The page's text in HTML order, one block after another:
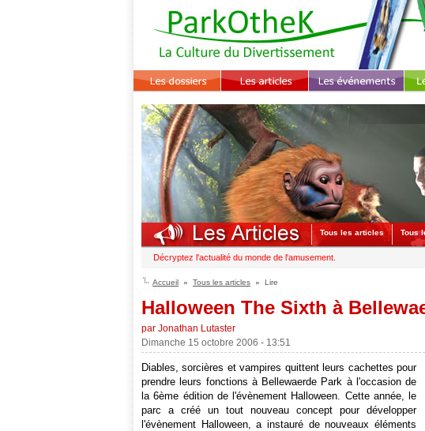
Tous les articles Tous
Décryptez l'actualité du monde de l'amusement.
Accueil Tous les articles Lire
Halloween The Sixth à
par Jonathan Lutaster
Dimanche 15 octobre 2006 - 13:51
Diables, sorcières et vampires quittent leurs cachettes pour
prendre leurs fonctions à Bellewaerde Park à l'occasion de
la 6ème édition de l'évènement Halloween. Cette année, le
parc a créé un tout nouveau concept pour développer
l'évènement Halloween, a instauré de nouveaux éléments